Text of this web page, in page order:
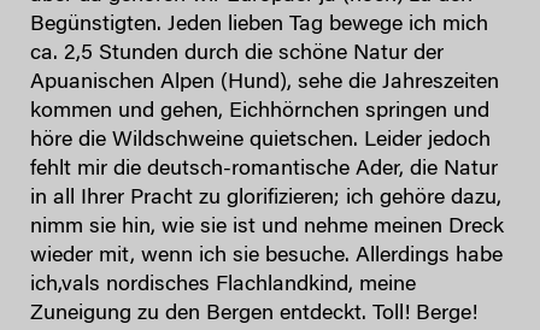
Begünstigten. Jeden lieben Tag bewege ich mich
ca. 2,5 Stunden durch die schöne Natur der
Apuanischen Alpen (Hund), sehe die Jahreszeiten
kommen und gehen, Eichhörnchen springen und
höre die Wildschweine quietschen. Leider jedoch
fehlt mir die deutsch-romantische Ader, die Natur
in all Ihrer Pracht zu glorifizieren; ich gehöre dazu,
nimm sie hin, wie sie ist und nehme meinen Dreck
wieder mit, wenn ich sie besuche. Allerdings habe
ich,vals nordisches Flachlandkind, meine
Zuneigung zu den Bergen entdeckt. Toll! Berge!